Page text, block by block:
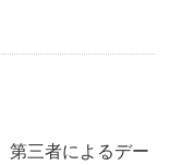
第三者によるデー